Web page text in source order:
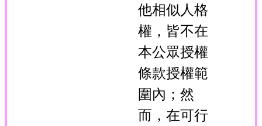
他相似人格
權，皆不在
本公眾授權
條款授權範
圍內；然
而，在可行